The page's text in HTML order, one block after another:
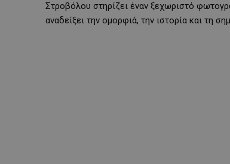
Στροβόλου στηρίζει έναν ξεχωριστό
αναδείξει την ομορφιά, την ιστορία και τη